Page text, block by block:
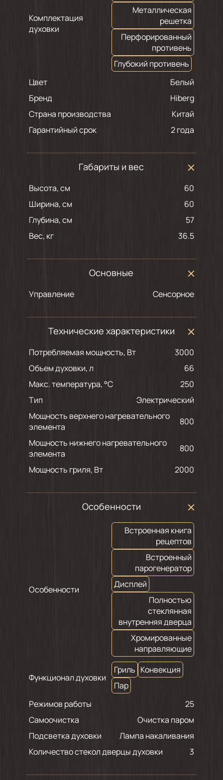
Комплектация
духовки
Металлическая
решетка
Перфорированный
противень
Глубокий противень
Цвет
белый
Бренд
Hiberg
Страна производства
Китай
Гарантийный срок
2 года
Габариты и вес
Высота, см
60
Ширина, см
60
Глубина, см
57
Вес, кг
36.5
Основные
Управление Сенсорное
Технические характеристики
Потребляемая мощность, Вт
3000
Объем духовки, л
66
Макс. температура, °С
250
Тип
Электрический
Мощность верхнего нагревательного
элемента
800
Мощность нижнего нагревательного
элемента
800
Мощность гриля, Вт
2000
Особенности
Особенности
Встроенная книга
рецептов
Встроенный
парогенератор
Дисплей
Полностью
стеклянная
внутренняя дверца
Хромированные
направляющие
Функционал духовки
Гриль Конвекция
Пар
Режимов работы
25
Самоочистка
Очистка паром
Подсветка духовки
Лампа накаливания
Количество стекол дверцы духовки
3